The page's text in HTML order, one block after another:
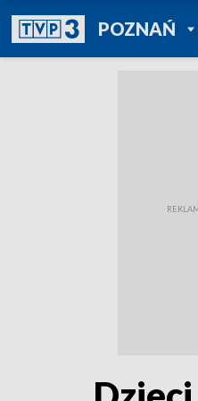
POZNAŃ
TVP